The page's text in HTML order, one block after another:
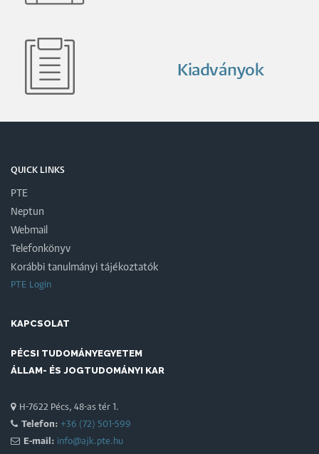
Kiadványok
QUICK LINKS
PTE
Neptun
Webmail
Telefonkönyv
Korábbi tanulmányi tájékoztatók
PTE Login
KAPCSOLAT
PÉCSI TUDOMÁNYEGYETEM
ÁLLAM- ÉS JOGTUDOMÁNYI KAR
H-7622 Pécs, 48-as tér 1.
Telefon: +36 (72) 501-599
E-mail: info@ajk.pte.hu